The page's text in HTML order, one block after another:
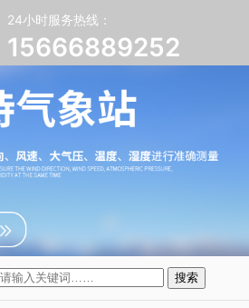
24小时服务热线：
15666889252
搜索